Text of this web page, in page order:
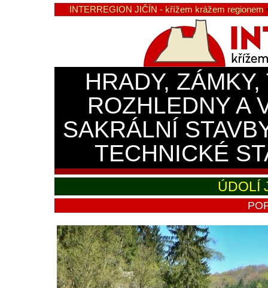
INTERREGION JIČÍN - křížem krážem regionem
HRADY,
ROZHLEDNY A
SAKRÁLNÍ
TECHNICKÉ
ÚDOLÍ